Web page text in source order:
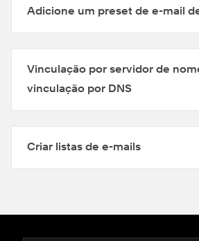
Adicione um preset de e-mail
Vinculação por servidor de
vinculação por DNS
Criar listas de e-mails